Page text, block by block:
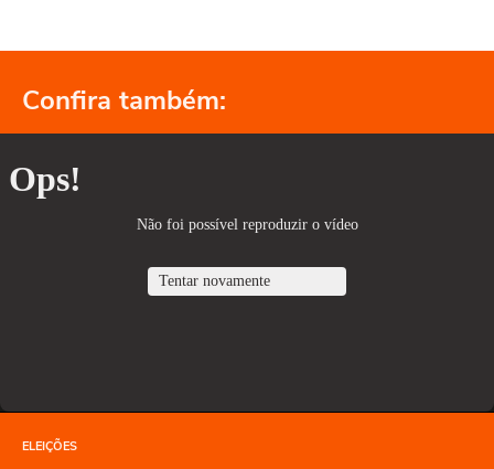
Confira também:
ELEIÇÕES